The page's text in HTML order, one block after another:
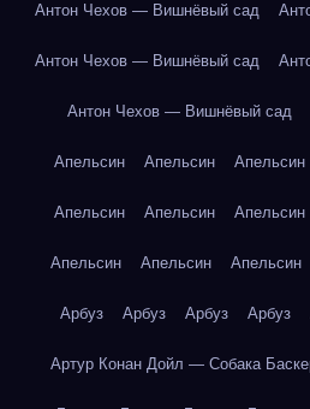
Антон Чехов — Вишнёвый сад
Антон Чехов — Вишнёвый сад
Антон Чехов — Вишнёвый сад
Апельсин Апельсин Апельсин
Апельсин Апельсин Апельсин
Апельсин Апельсин Апельсин
Арбуз Арбуз Арбуз Арбуз
Артур Конан Дойл — Собака